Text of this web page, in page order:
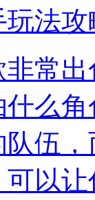
玩法
常
么
伍
以